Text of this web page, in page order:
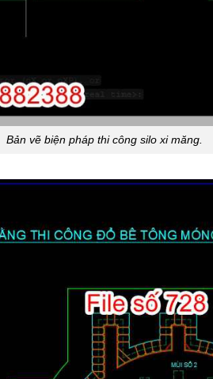
Bản vẽ biện pháp thi công silo xi măng.